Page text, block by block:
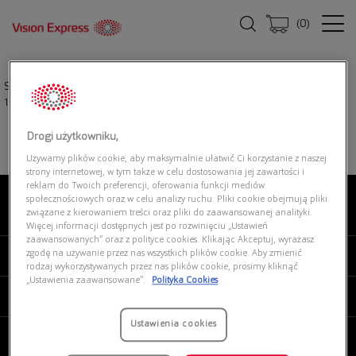
(0)
Strona główna|
1BO1O1
O NAS
MOJE VISION EXPRESS
Drogi użytkowniku,
Używamy plików cookie, aby maksymalnie ułatwić Ci korzystanie z naszej
strony internetowej, w tym także w celu dostosowania jej zawartości i
reklam do Twoich preferencji, oferowania funkcji mediów
społecznościowych oraz w celu analizy ruchu. Pliki cookie obejmują pliki
związane z kierowaniem treści oraz pliki do zaawansowanej analityki.
Więcej informacji dostępnych jest po rozwinięciu „Ustawień
zaawansowanych” oraz z polityce cookies. Klikając Akceptuj, wyrażasz
zgodę na używanie przez nas wszystkich plików cookie. Aby zmienić
rodzaj wykorzystywanych przez nas plików cookie, prosimy kliknąć
„Ustawienia zaawansowane”.
Polityka Cookies
Ustawienia cookies